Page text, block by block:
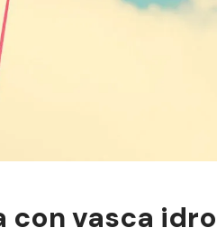
vasca